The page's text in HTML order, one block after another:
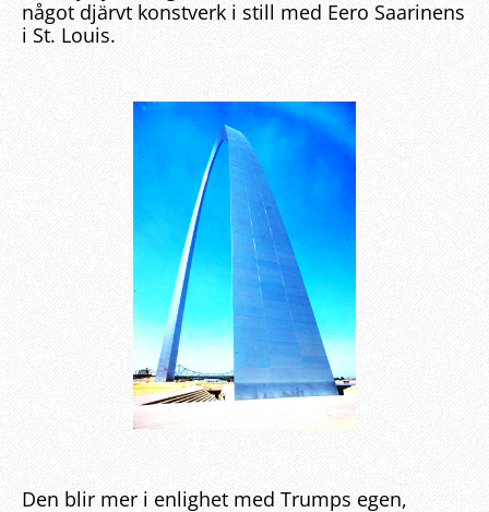
något djärvt konstverk i still med Eero Saarinens
i St. Louis.
Den blir mer i enlighet med Trumps egen,